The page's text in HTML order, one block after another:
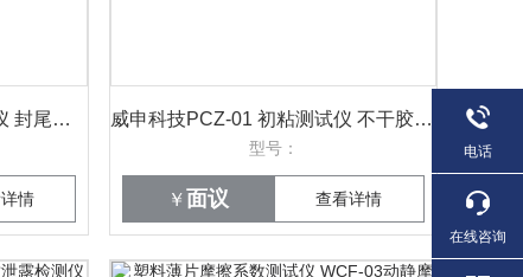
化妆品用软管封口强度试验仪 封尾强度检测仪 威申科技 WST-16
情
威申科技PCZ-01 初粘测试仪 不干胶粘性检测仪 保持力试验仪
型号：
￥ 面议 查看详情
电话
在线咨询